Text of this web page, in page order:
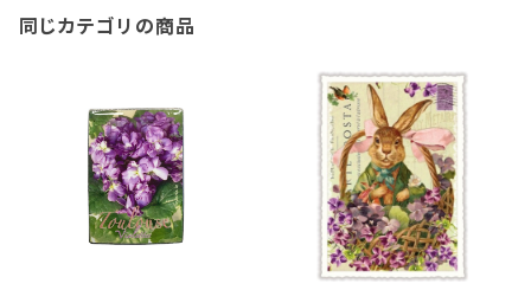
同じカテゴリの商品